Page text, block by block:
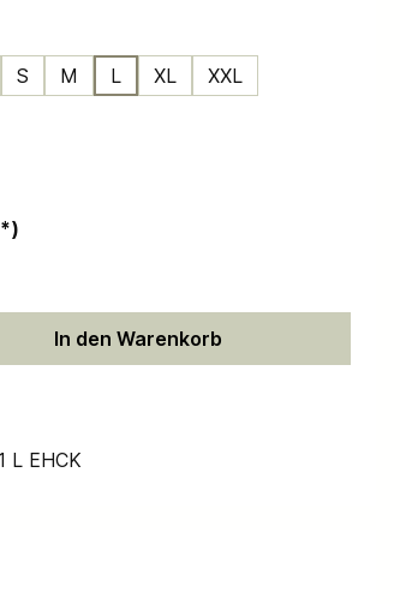
S M L XL XXL
€*)auswählen
In den Warenkorb
L EHCK